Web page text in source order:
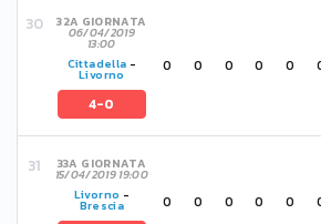
32A GIORNATA
06/04/2019
13:00
Cittadella -
Livorno
4-0
0 0 0 0 0
33A GIORNATA
15/04/2019 19:00
Livorno -
Brescia 0 0 0 0 0